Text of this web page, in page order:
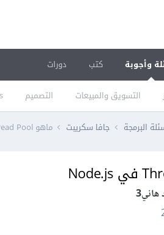
وأجوبة
التسويق والمبيعات التصميم
كتب دورات
البرمجة جافا سكريبت ماهو Thread Pool في Node.js